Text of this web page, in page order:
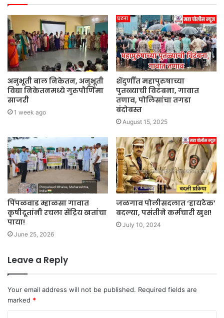
अनुभूती बाल निकेतन, अनुभूती
विद्या निकेतनमध्ये गुरुपौर्णिमा
साजरी
1 week ago
शेंदुर्णीत महापुरुषाच्या
पुतळ्याची विटंबना, गावात
तणाव, पोलिसांचा तगडा
बंदोबस्त
August 15, 2025
पिंपळवाड म्हाळसा गावात
कृषीदूतांनी रचला सेंद्रिय खतांचा
पाया!
June 25, 2026
जळगाव पोलीसदलात ‘हायटेक’
बदल्या, पसंतीने कर्मचारी खुश!
July 10, 2024
Leave a Reply
Your email address will not be published. Required fields are
marked *